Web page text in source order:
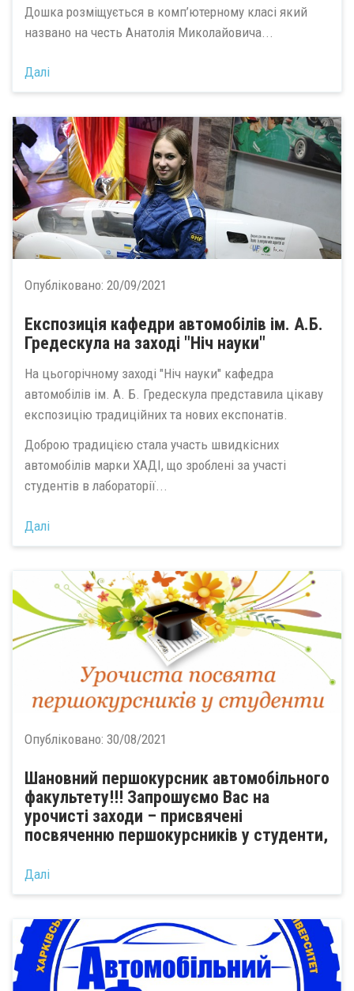
Дошка розміщується в комп’ютерному класі який
названо на честь Анатолія Миколайовича...
Далі
Опубліковано: 20/09/2021
Експозиція кафедри автомобілів ім. А.Б.
Гредескула на заході "Ніч науки"
На цьогорічному заході "Ніч науки" кафедра
автомобілів ім. А. Б. Гредескула представила цікаву
експозицію традиційних та нових експонатів.
Доброю традицією стала участь швидкісних
автомобілів марки ХАДІ, що зроблені за участі
студентів в лабораторії...
Далі
Опубліковано: 30/08/2021
Шановний першокурсник автомобільного
факультету!!! Запрошуємо Вас на
урочисті заходи – присвячені
посвяченню першокурсників у студенти,
Далі